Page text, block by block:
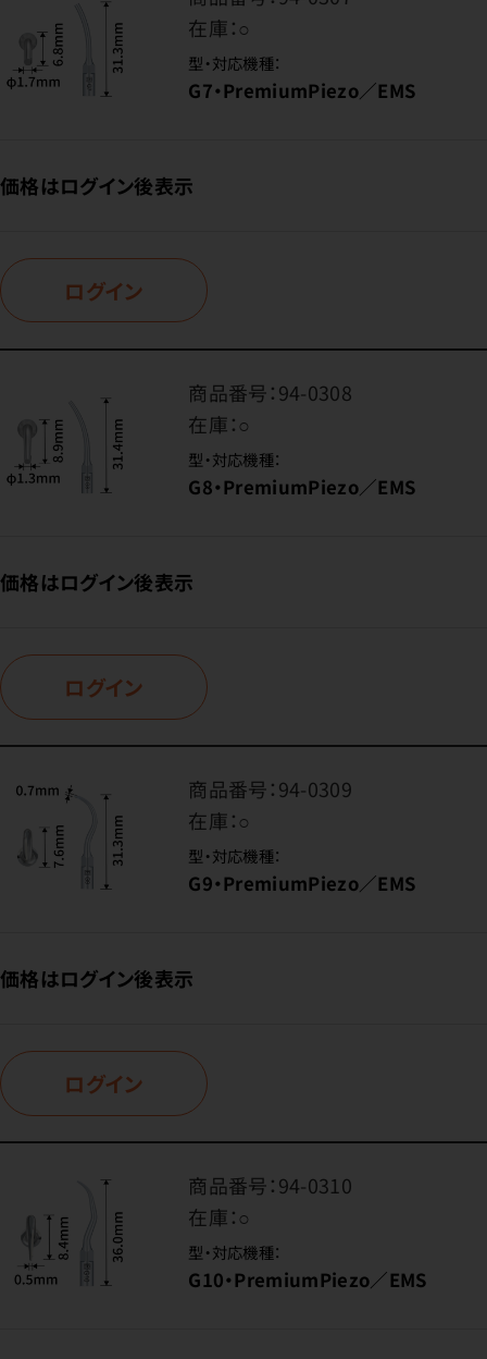
在庫：○
型・対応機種：
G7・PremiumPiezo／EMS
価格はログイン後表示
ログイン
商品番号：94-0308
在庫：○
型・対応機種：
G8・PremiumPiezo／EMS
価格はログイン後表示
ログイン
商品番号：94-0309
在庫：○
型・対応機種：
G9・PremiumPiezo／EMS
価格はログイン後表示
ログイン
商品番号：94-0310
在庫：○
型・対応機種：
G10・PremiumPiezo／EMS